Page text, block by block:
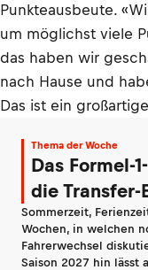
Punkteausbeute.
um möglichst viele
das haben wir
nach Hause und
Das ist ein
Thema der Woche
Das Formel-
die Transfer-
Sommerzeit,
Wochen, in welchen
Fahrerwechsel
Saison 2027 hin lässt